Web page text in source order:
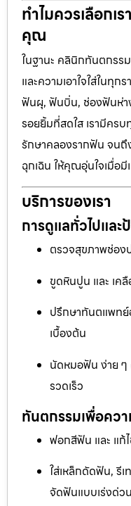
ทำไมควรเลือก
คุณ
ในฐานะ คลินิกทันตกรร
และความเอาใจใส่ในทุก
ฟันผุ, ฟันบิ่น, ช่องฟันห่า
รอยยิ้มที่สดใส เรามีคร
รักษาคลองรากฟัน จน
ฉุกเฉิน ให้คุณอุ่นใจเมื่อ
บริการของเรา
การดูแลทั่วไปและ
ตรวจสุขภาพช่อง
ขูดหินปูน และ เค
ปรึกษาทันตแพทย์
เบื้องต้น
นัดหมอฟัน ง่าย ๆ
รวดเร็ว
ทันตกรรมเพื่อคว
ฟอกสีฟัน และ แก้
ใส่เหล็กดัดฟัน, รี
จัดฟันแบบเร่งด่ว